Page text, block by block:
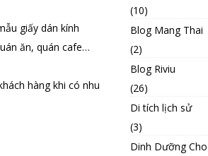
giấy dán kính
ăn, quán cafe…
hàng khi có nhu
(10)
Blog Mang Thai
(2)
Blog Riviu
(26)
Di tích lịch sử
(3)
Dinh Dưỡng